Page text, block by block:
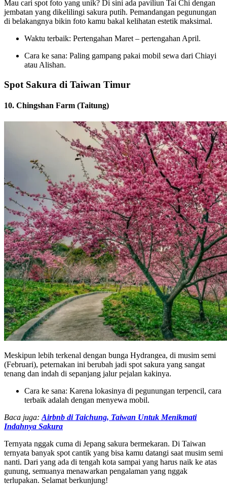
Mau cari spot foto yang unik? Di sini ada paviliun Tai Chi dengan
jembatan yang dikelilingi sakura putih. Pemandangan pegunungan
di belakangnya bikin foto kamu bakal kelihatan estetik maksimal.
Waktu terbaik: Pertengahan Maret – pertengahan April.
Cara ke sana: Paling gampang pakai mobil sewa dari Chiayi
atau Alishan.
Spot Sakura di Taiwan Timur
10. Chingshan Farm (Taitung)
Meskipun lebih terkenal dengan bunga Hydrangea, di musim semi
(Februari), peternakan ini berubah jadi spot sakura yang sangat
tenang dan indah di sepanjang jalur pejalan kakinya.
Cara ke sana: Karena lokasinya di pegunungan terpencil, cara
terbaik adalah dengan menyewa mobil.
Baca juga: Airbnb di Taichung, Taiwan Untuk Menikmati
Indahnya Sakura
Ternyata nggak cuma di Jepang sakura bermekaran. Di Taiwan
ternyata banyak spot cantik yang bisa kamu datangi saat musim semi
nanti. Dari yang ada di tengah kota sampai yang harus naik ke atas
gunung, semuanya menawarkan pengalaman yang nggak
terlupakan. Selamat berkunjung!